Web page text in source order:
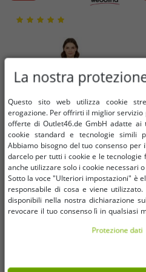
Taglie disponibili
Wedolina Linda, modello corto con
La nostra
Questo sito web utilizza cookie
erogazione. Per offrirti il ​​miglior
offerte di Outlet46.de GmbH adatte
cookie standard e tecnologie simili
Abbiamo bisogno del tuo consenso
darcelo per tutti i cookie e le tecnologie
anche utilizzare solo i cookie necessari
Sotto la voce "Ulteriori impostazioni" è
responsabile di cosa e viene
disponibili nella nostra dichiarazione
revocare il tuo consenso lì in qualsiasi
Protezione dati